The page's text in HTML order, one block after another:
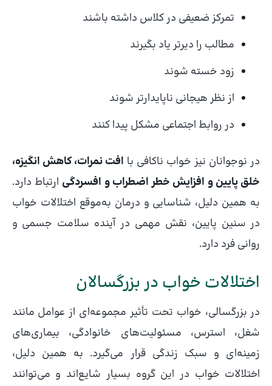
تمرکز ضعیفی در کلاس داشته باشند
مطالب را دیرتر یاد بگیرند
زود خسته شوند
از نظر هیجانی ناپایدارتر شوند
در روابط اجتماعی مشکل پیدا کنند
در نوجوانان نیز خواب ناکافی با افت نمرات، کاهش انگیزه،
خلق پایین و افزایش خطر اضطراب و افسردگی ارتباط دارد.
به همین دلیل، شناسایی و درمان به‌موقع اختلالات خواب
در سنین پایین، نقش مهمی در آینده سلامت جسمی و
روانی فرد دارد.
اختلالات خواب در بزرگسالان
در بزرگسالی، خواب تحت تأثیر مجموعه‌ای از عوامل مانند
شغل، استرس، مسئولیت‌های خانوادگی، بیماری‌های
زمینه‌ای و سبک زندگی قرار می‌گیرد. به همین دلیل،
اختلالات خواب در این گروه بسیار شایع‌اند و می‌توانند